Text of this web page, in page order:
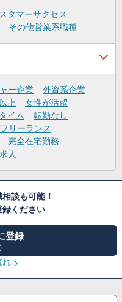
タマーサクセス
その他営業系職種
ー企業
外資系企業
上
女性が活躍
イム
転勤なし
フリーランス
完全在宅勤務
人
談も可能！
録ください
登録
れ